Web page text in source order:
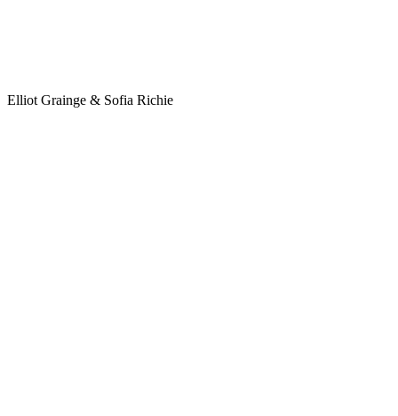
Elliot Grainge & Sofia Richie